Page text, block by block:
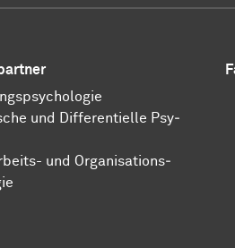
und Dif­fe­ren­ti­el­le Psy­
und Or­ga­ni­sa­tions­